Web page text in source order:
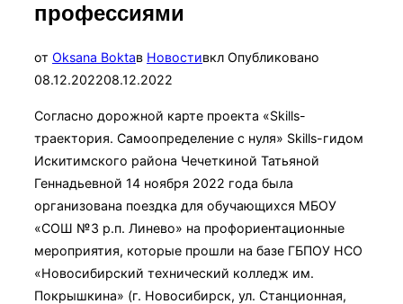
профессиями
от Oksana Boktaв Новостивкл Опубликовано
08.12.202208.12.2022
Согласно дорожной карте проекта «Skills-
траектория. Самоопределение с нуля» Skills-гидом
Искитимского района Чечеткиной Татьяной
Геннадьевной 14 ноября 2022 года была
организована поездка для обучающихся МБОУ
«СОШ №3 р.п. Линево» на профориентационные
мероприятия, которые прошли на базе ГБПОУ НСО
«Новосибирский технический колледж им.
Покрышкина» (г. Новосибирск, ул. Станционная,